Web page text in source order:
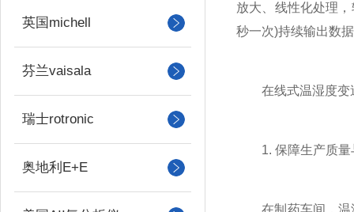
英国michell
芬兰vaisala
瑞士rotronic
奥地利E+E
放大、线性化处理
秒一次)持续输出数
在线式温湿度变
1. 保障生产质量
在制药车间，温湿